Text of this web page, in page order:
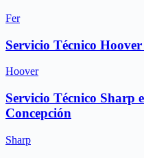
Fer
Servicio Técnico
Hoover
Servicio Técnico Sharp
Concepción
Sharp